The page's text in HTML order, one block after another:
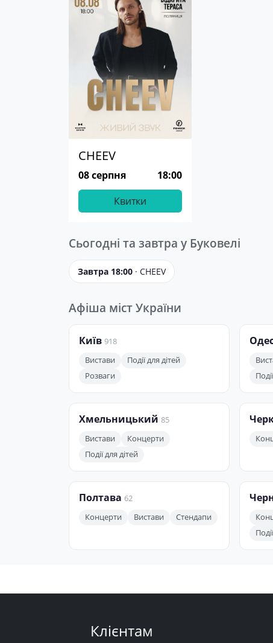
CHEEV
08 серпня
18:00
Квитки
Сьогодні та завтра у Буковелі
Завтра 18:00 · CHEEV
Афіша міст України
Київ 918
Вистави
Події для дітей
Розваги
Хмельницький 85
Вистави
Концерти
Події для дітей
Полтава 62
Концерти
Вистави Стендапи
Клієнтам